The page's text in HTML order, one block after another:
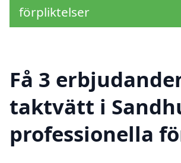
förpliktelser
Få 3
taktvätt i
professionella